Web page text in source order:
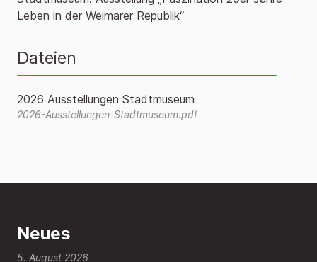
Leben in der Weimarer Republik“
Dateien
2026 Ausstellungen Stadtmuseum
2026-Ausstellungen-Stadtmuseum.pdf
Neues
5. August 2026